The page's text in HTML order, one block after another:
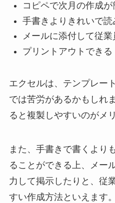
コピペで次月の作成
手書きよりきれいで読
メールに添付して従
プリントアウトできる
エクセルは、テンプレー
では苦労があるかもしれ
ると複製しやすいのがメ
また、手書きで書くより
ることができる上、メー
力して掲示したりと、従
すい作成方法といえます。